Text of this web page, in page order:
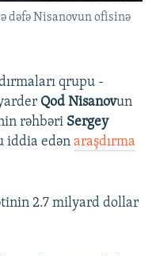
dəfə Nisanovun ofisinə
qrupu -
Qod Nisanovun
rəhbəri Sergey
iddia edən araşdırma
2.7 milyard dollar